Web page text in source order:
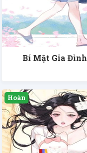
Bí Mật Gia Đình